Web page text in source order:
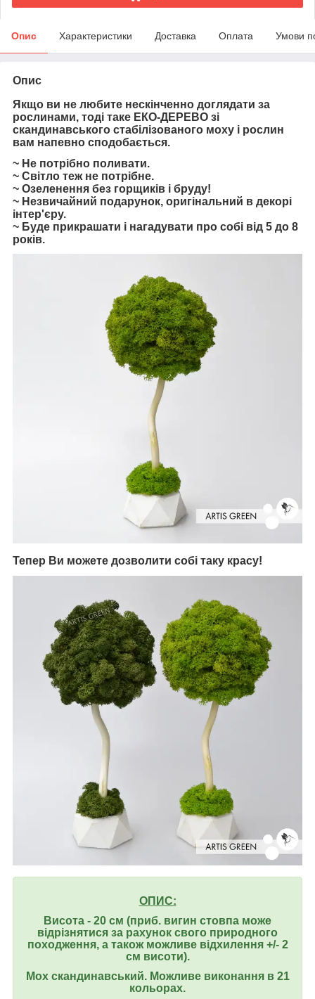
Опис Характеристики Доставка Оплата Умови
Опис
Якщо ви не любите нескінченно доглядати за
рослинами, тоді таке ЕКО-ДЕРЕВО зі
скандинавського стабілізованого моху і рослин
вам напевно сподобається.
~ Не потрібно поливати.
~ Світло теж не потрібне.
~ Озеленення без горщиків і бруду!
~ Незвичайний подарунок, оригінальний в декорі
інтер'єру.
~ Буде прикрашати і нагадувати про собі від 5 до 8
років.
Тепер Ви можете дозволити собі таку красу!
ОПИС:
Висота - 20 см (приб. вигин стовпа може
відрізнятися за рахунок свого природного
походження, а також можливе відхилення +/- 2
см висоти).
Мох скандинавський. Можливе виконання в 21
кольорах.